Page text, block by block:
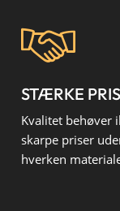
STÆRKE
Kvalitet behøver
skarpe priser
hverken